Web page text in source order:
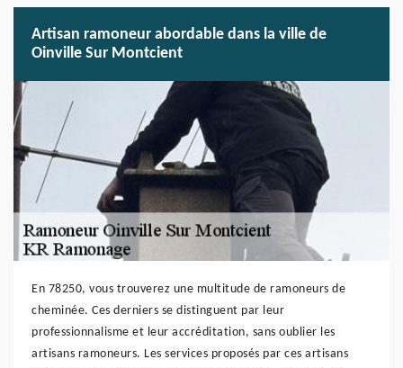
Artisan ramoneur abordable dans la ville de
Oinville Sur Montcient
En 78250, vous trouverez une multitude de ramoneurs de
cheminée. Ces derniers se distinguent par leur
professionnalisme et leur accréditation, sans oublier les
artisans ramoneurs. Les services proposés par ces artisans